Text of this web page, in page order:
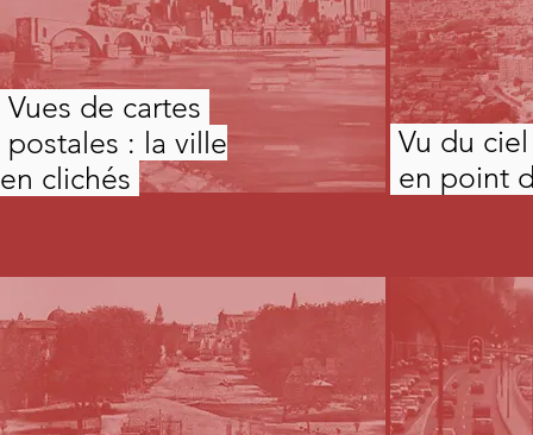
Vues de cartes
postales : la ville
en clichés
Vu du
en point